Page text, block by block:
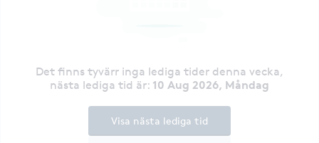
Det finns tyvärr inga lediga tider denna vecka,
nästa lediga tid är: 10 Aug 2026, Måndag
Visa nästa lediga tid